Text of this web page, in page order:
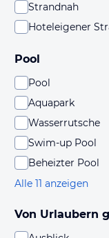
Strandnah
Hoteleigener
Pool
Pool
Aquapark
Wasserrutsche
Swim-up Pool
Beheizter Pool
Alle 11 anzeigen
Von Urlaubern